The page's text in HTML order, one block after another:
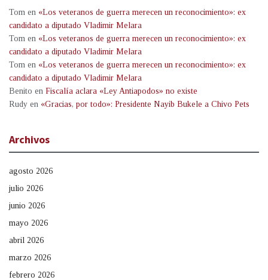
Tom en «Los veteranos de guerra merecen un reconocimiento»: ex
candidato a diputado Vladimir Melara
Tom en «Los veteranos de guerra merecen un reconocimiento»: ex
candidato a diputado Vladimir Melara
Tom en «Los veteranos de guerra merecen un reconocimiento»: ex
candidato a diputado Vladimir Melara
Benito en Fiscalía aclara «Ley Antiapodos» no existe
Rudy en «Gracias, por todo»: Presidente Nayib Bukele a Chivo Pets
Archivos
agosto 2026
julio 2026
junio 2026
mayo 2026
abril 2026
marzo 2026
febrero 2026